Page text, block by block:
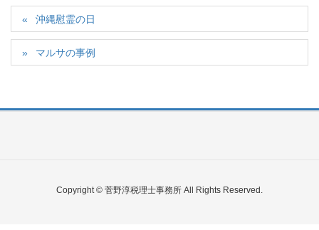
沖縄慰霊の日
マルサの事例
Copyright © 菅野淳税理士事務所 All Rights Reserved.